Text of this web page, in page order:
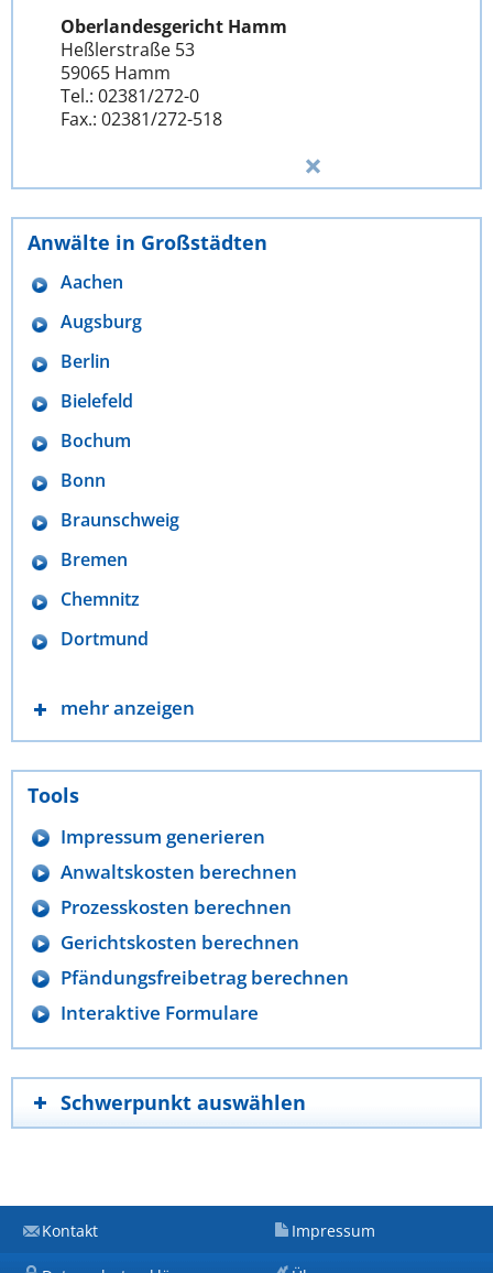
Oberlandesgericht Hamm
Heßlerstraße 53
59065 Hamm
Tel.: 02381/272-0
Fax.: 02381/272-518
Anwälte in Großstädten
Aachen
Augsburg
Berlin
Bielefeld
Bochum
Bonn
Braunschweig
Bremen
Chemnitz
Dortmund
mehr anzeigen
Tools
Impressum generieren
Anwaltskosten berechnen
Prozesskosten berechnen
Gerichtskosten berechnen
Pfändungsfreibetrag berechnen
Interaktive Formulare
Schwerpunkt auswählen
Kontakt Impressum